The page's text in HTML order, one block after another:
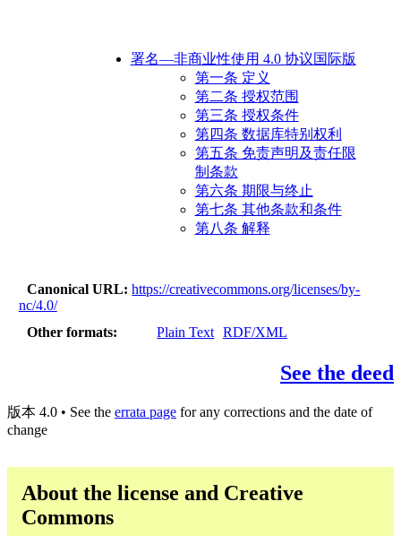
署名—非商业性使用 4.0 协议国际版
第一条 定义
第二条 授权范围
第三条 授权条件
第四条 数据库特别权利
第五条 免责声明及责任限
制条款
第六条 期限与终止
第七条 其他条款和条件
第八条 解释
Canonical URL
https://creativecommons.org/licenses/by-
nc/4.0/
Other formats
Plain Text RDF/XML
See the deed
版本 4.0 • See the errata page for any corrections and the date of
change
About the license and Creative
Commons